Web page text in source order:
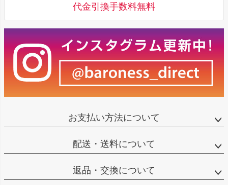
代金引換手数料無料
お支払い方法について
配送・送料について
返品・交換について